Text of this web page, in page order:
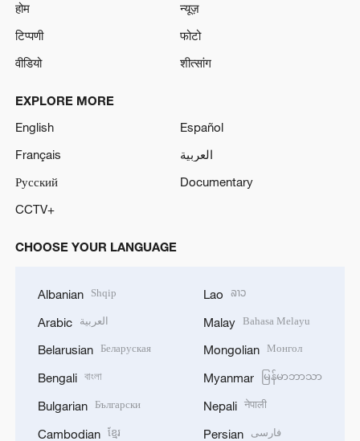
होम
न्यूज़
टिप्पणी
फोटो
वीडियो
शीत्सांग
EXPLORE MORE
English
Español
Français
العربية
Русский
Documentary
CCTV+
CHOOSE YOUR LANGUAGE
Albanian Shqip
Arabic العربية
Belarusian Беларуская
Bengali বাংলা
Bulgarian Български
Cambodian ខ្មែរ
Lao ລາວ
Malay Bahasa Melayu
Mongolian Монгол
Myanmar မြန်မာဘာသာ
Nepali नेपाली
Persian فارسی